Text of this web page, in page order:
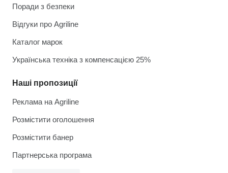
Поради з безпеки
Відгуки про Agriline
Каталог марок
Українська техніка з компенсацією 25%
Наші пропозиції
Реклама на Agriline
Розмістити оголошення
Розмістити банер
Партнерська програма